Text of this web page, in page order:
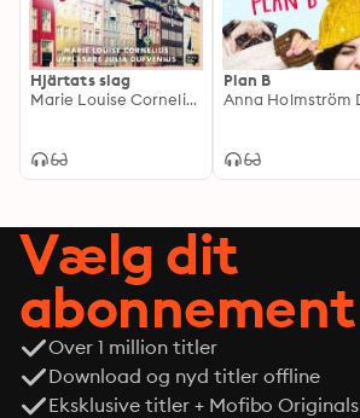
Hjärtats slag
Marie Louise Cornelius
Plan B
Vælg dit
abonnement
Over 1 million titler
Download og nyd titler offline
Eksklusive titler + Mofibo Originals